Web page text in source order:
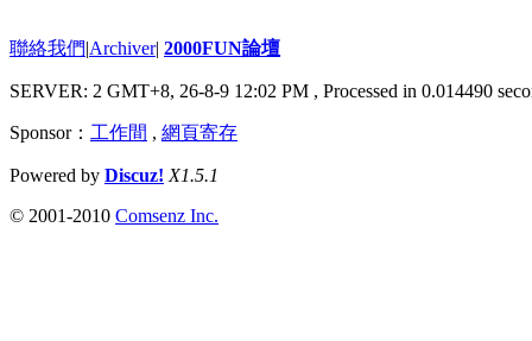
聯絡我們|Archiver| 2000FUN論壇
SERVER: 2 GMT+8, 26-8-9 12:02 PM , Processed in 0.014490
Sponsor： 工作間 , 網頁寄存
Powered by Discuz! X1.5.1
© 2001-2010 Comsenz Inc.